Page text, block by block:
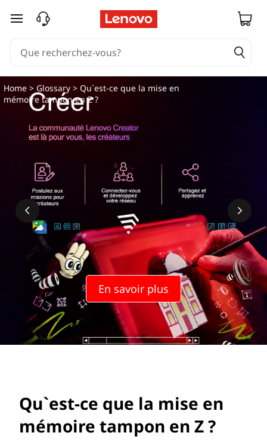
Q
e
a
passer au contenu principal
En savoir plus
Home >Glossary > Qu`est-ce que la mise en
mémoire tampon en Z ?
Qu`est-ce que la mise en
mémoire tampon en Z ?